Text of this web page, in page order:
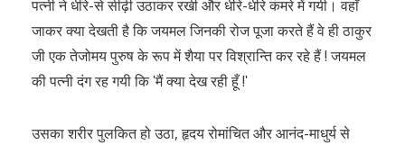
पत्नी ने धीरे-से सीढ़ी उठाकर रखी और धीरे-धीरे कमरे में गयी। वहाँ
जाकर क्या देखती है कि जयमल जिनकी रोज पूजा करते हैं वे ही ठाकुर
जी एक तेजोमय पुरुष के रूप में शैया पर विश्रान्ति कर रहे हैं ! जयमल
की पत्नी दंग रह गयी कि ʹमैं क्या देख रही हूँ !ʹ
उसका शरीर पुलकित हो उठा, हृदय रोमांचित और आनंद-माधुर्य से